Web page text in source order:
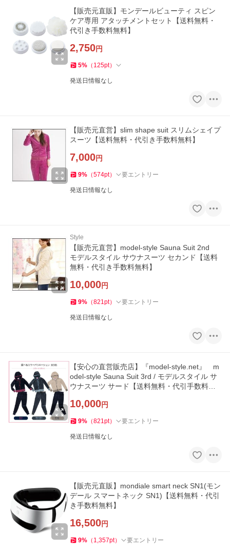
【販売元直販】モンデールビューティ スピン
ケア専用 アタッチメントセット【送料無料・
代引き手数料無料】
2,750円
5% （ 125pt）
発送日情報なし
【販売元直営】slim shape suit スリムシェイプ
スーツ【送料無料・代引き手数料無料】
7,000円
9% （574pt） 要エントリー
発送日情報なし
Style
【販売元直営】model-style Sauna Suit 2nd
モデルスタイル サウナスーツ セカンド【送料
無料・代引き手数料無料】
10,000円
9% （821pt） 要エントリー
発送日情報なし
【安心の直営販売店】『model-style.net』 m
odel-style Sauna Suit 3rd / モデルスタイル サ
ウナスーツ サード【送料無料・代引手数料無
10,000円
9% （821pt） 要エントリー
発送日情報なし
【販売元直販】mondiale smart neck SN1(モン
デール スマートネック SN1)【送料無料・代引
き手数料無料】
16,500円
9% （ 1,357pt） 要エントリー